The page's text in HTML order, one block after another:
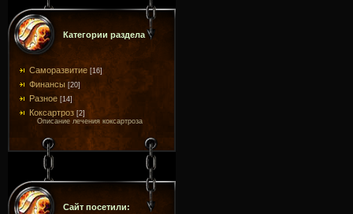
Категории раздела
Саморазвитие [16]
Финансы [20]
Разное [14]
Коксартроз [2]
Описание лечения коксартроза
Сайт посетили: